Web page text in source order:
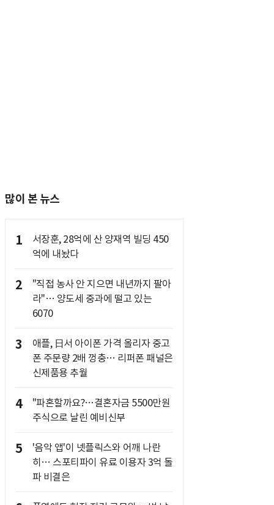
많이 본 뉴스
1
서장훈, 28억에 산 양재역 빌딩 450
억에 내놨다
2
"직접 농사 안 지으면 내년까지 팔아
라"… 양도세 중과에 떨고 있는
6070
3
애플, 日서 아이폰 가격 올리자 중고
폰 주문량 2배 껑충… 리퍼폰 패널은
신제품용 추월
4
"파혼할까요?…결혼자금 5500만원
주식으로 날린 예비신부
5
'음악 앱'이 넷플릭스와 어깨 나란
히… 스포티파이 유료 이용자 3억 돌
파 비결은